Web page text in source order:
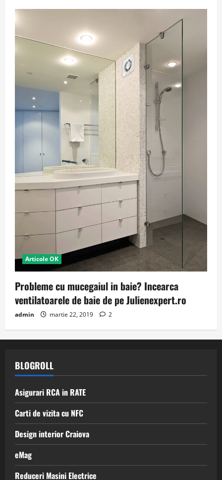
Articole OK
Probleme cu mucegaiul in baie? Incearca
ventilatoarele de baie de pe Julienexpert.ro
admin martie 22, 2019 2
BLOGROLL
Asigurari RCA in RATE
Carti de vizita cu NFC
Design interior Craiova
eMag
Reduceri Masini Electrice